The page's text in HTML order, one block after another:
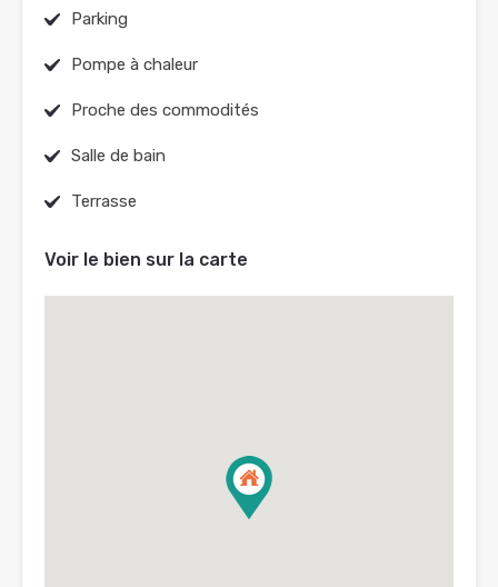
Parking
Pompe à chaleur
Proche des commodités
Salle de bain
Terrasse
Voir le bien sur la carte